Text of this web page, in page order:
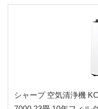
シャープ 空気清浄機